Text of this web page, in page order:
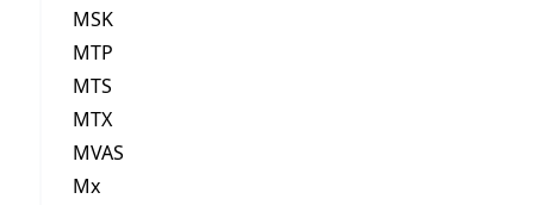
MSK
MTP
MTS
MTX
MVAS
Mx